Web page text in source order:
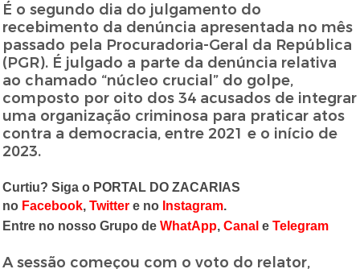
É o segundo dia do julgamento do
recebimento da denúncia apresentada no mês
passado pela Procuradoria-Geral da República
(PGR). É julgado a parte da denúncia relativa
ao chamado “núcleo crucial” do golpe,
composto por oito dos 34 acusados de integrar
uma organização criminosa para praticar atos
contra a democracia, entre 2021 e o início de
2023.
Curtiu? Siga o PORTAL DO ZACARIAS
no Facebook,Twitter e no Instagram.
Entre no nosso Grupo deWhatApp,Canal eTelegram
A sessão começou com o voto do relator,